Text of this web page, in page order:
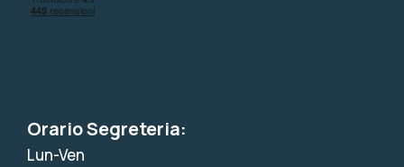
Orario Segreteria:
Lun-Ven